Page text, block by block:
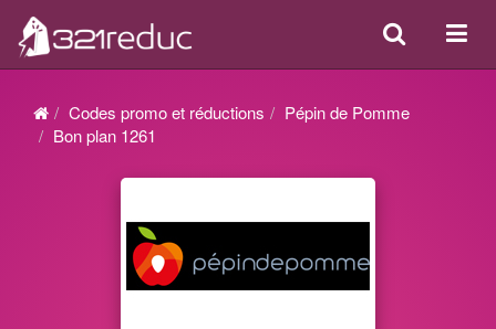
ou
Search
Codes promo et réductions
Pépin de Pomme
Bon plan 1261